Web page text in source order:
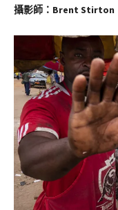
攝影師：Brent Stirton